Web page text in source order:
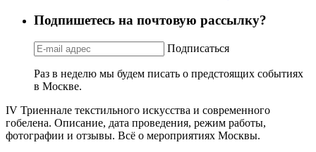
Подпишетесь на почтовую рассылку?
Подписаться
Раз в неделю мы будем писать о предстоящих событиях
в Москве.
IV Триеннале текстильного искусства и современного
гобелена. Описание, дата проведения, режим работы,
фотографии и отзывы. Всё о мероприятиях Москвы.